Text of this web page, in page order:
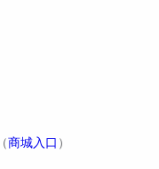
商城入口 ）